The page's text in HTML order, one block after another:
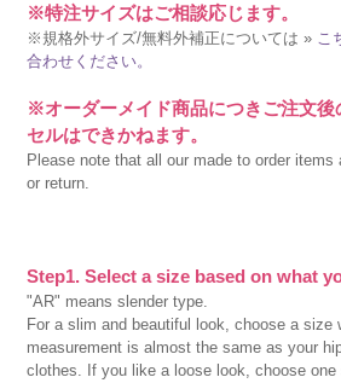
※特注サイズはご相談応じます。
※規格外サイズ/無料外補正については » こ
合わせください。
※オーダーメイド商品につきご注文後
セルはできかねます。
Please note that all our made to order items
or return.
Step1. Select a size based on what
"AR" means slender type.
For a slim and beautiful look, choose a size
measurement is almost the same as your
clothes. If you like a loose look, choose